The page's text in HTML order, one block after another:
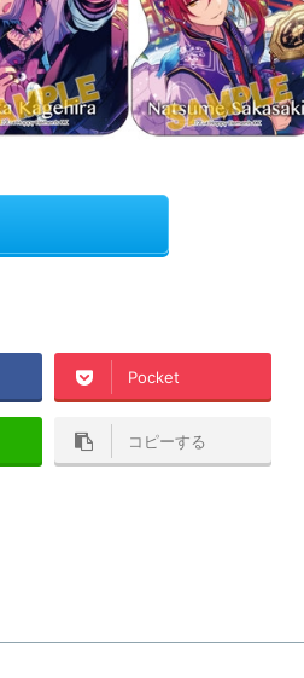
Pocket
コピーする